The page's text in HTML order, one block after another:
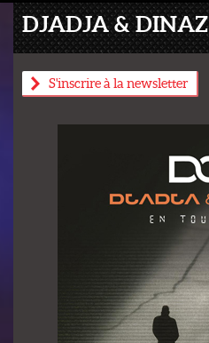
DJADJA & DINAZ
S'inscrire à la newsletter